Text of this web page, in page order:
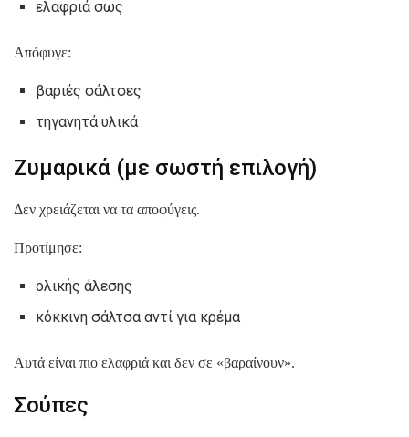
ελαφριά σως
Απόφυγε:
βαριές σάλτσες
τηγανητά υλικά
Ζυμαρικά (με σωστή επιλογή)
Δεν χρειάζεται να τα αποφύγεις.
Προτίμησε:
ολικής άλεσης
κόκκινη σάλτσα αντί για κρέμα
Αυτά είναι πιο ελαφριά και δεν σε «βαραίνουν».
Σούπες